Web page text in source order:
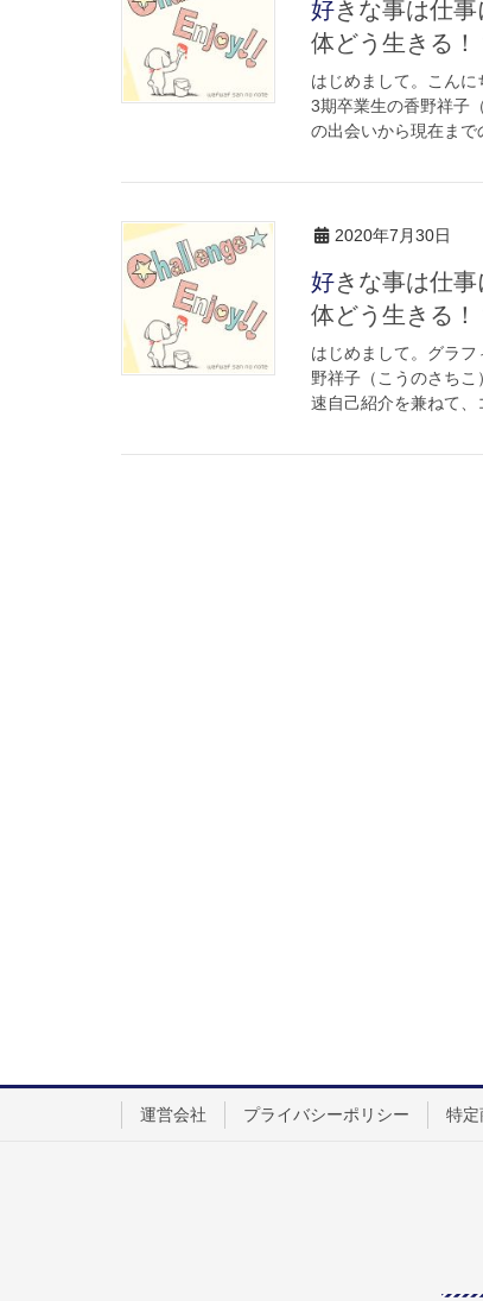
好きな事は仕事になるのか！？アラフォー独身女性、これから一
体どう生きる
はじめまして。こん
3期卒業生の香野祥子
の出会いから現在ま
2020年7月30日
好きな事は仕事になるのか！？アラフォー独身女性、これから一
体どう生きる！
はじめまして。グラ
野祥子（こうのさち
速自己紹介を兼ねて
運営会社 プライバシーポリシー 特定